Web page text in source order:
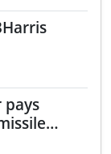
pays